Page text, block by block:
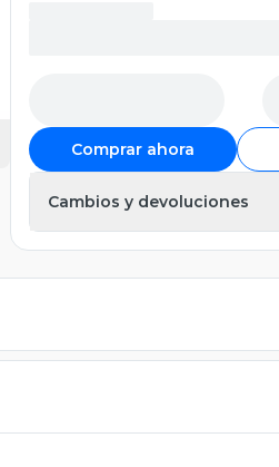
Comprar ahora
Cambios y devoluciones